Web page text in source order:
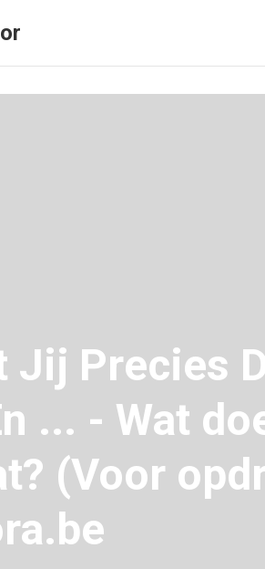
Jij Precies
... - Wat
(Voor